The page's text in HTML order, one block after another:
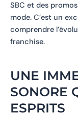
SBC et des
mode. C’est un
comprendre
franchise.
UNE
SONORE
ESPRITS